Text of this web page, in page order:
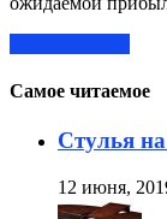
Самое читаемое
Стулья
12 июня,